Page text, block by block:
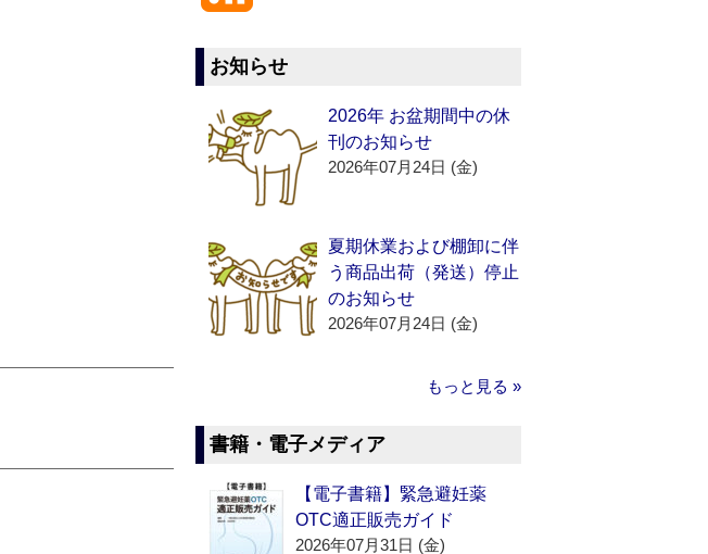
お知らせ
2026年 お盆期間中の休
刊のお知らせ
2026年07月24日 (金)
夏期休業および棚卸に伴
う商品出荷（発送）停止
のお知らせ
2026年07月24日 (金)
もっと見る »
書籍・電子メディア
【電子書籍】緊急避妊薬
OTC適正販売ガイド
2026年07月31日 (金)